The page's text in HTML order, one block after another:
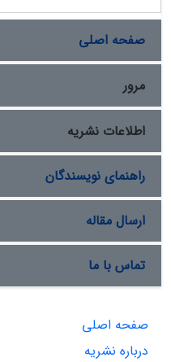
صفحه اصلی
مرور
اطلاعات نشریه
راهنمای نویسندگان
ارسال مقاله
تماس با ما
صفحه اصلی
درباره نشریه